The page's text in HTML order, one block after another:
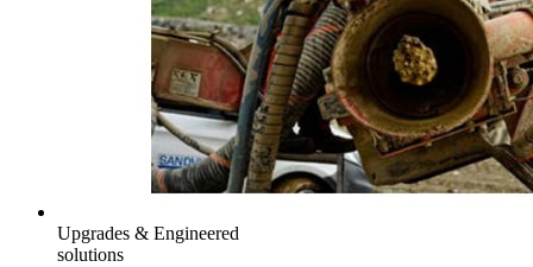
Upgrades & Engineered
solutions